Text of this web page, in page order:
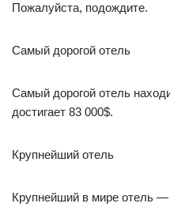
Пожалуйста, подождите.
Самый дорогой отель
Самый дорогой отель
достигает 83 000$.
Крупнейший отель
Крупнейший в мире отель